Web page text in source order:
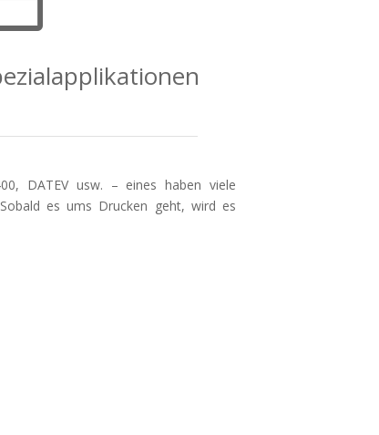
DATEV usw. – eines haben viele
es ums Drucken geht, wird es